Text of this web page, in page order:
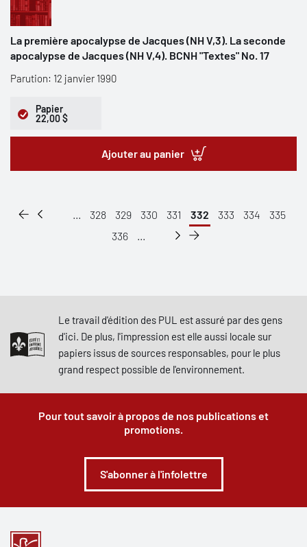
La première apocalypse de Jacques (NH V,3). La seconde
apocalypse de Jacques (NH V,4). BCNH "Textes" No. 17
Parution: 12 janvier 1990
Papier
22,00 $
Ajouter au panier
... 328 329 330 331 332 333 334
335
336
...
Le travail d'édition des PUL est assuré par des gens
d'ici. De plus, l'impression est elle aussi locale sur
papiers issus de sources responsables, pour le plus
grand respect possible de l'environnement.
Pour tout savoir à propos de nos publications et
promotions.
S'abonner à l'infolettre